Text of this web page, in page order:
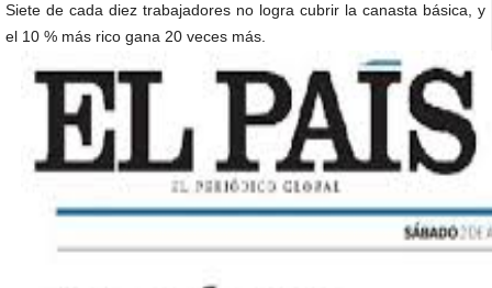
Siete de cada diez trabajadores no logra cubrir la canasta básica, y
el 10 % más rico gana 20 veces más.